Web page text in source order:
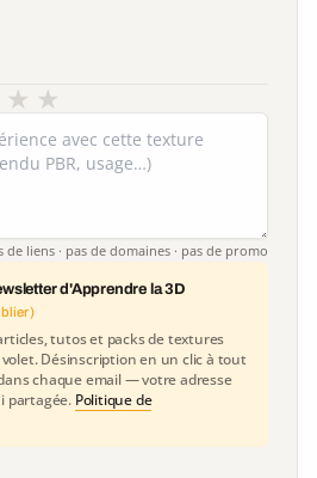
★
★
de liens · pas de domaines · pas de promo
d'Apprendre la 3D
tutos et packs de textures
Désinscription en un clic à tout
chaque email — votre adresse
partagée. Politique de